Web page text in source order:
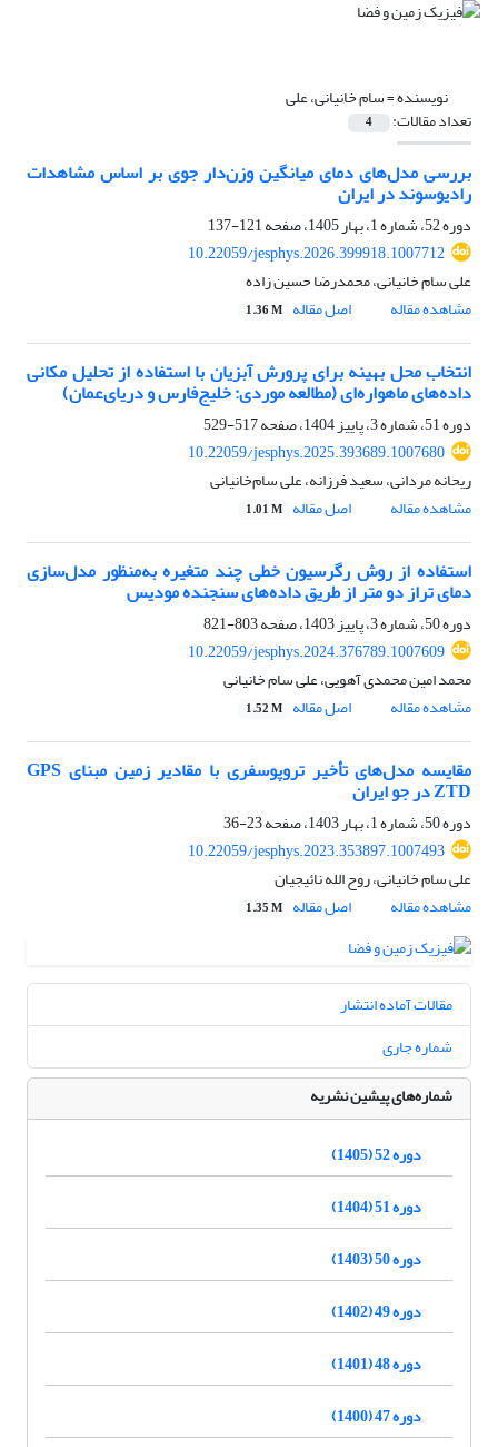
نویسنده =سام خانیانی، علی
تعداد مقالات: 4
بررسی مدل‌های دمای میانگین وزن‌دار جوی بر اساس مشاهدات
رادیوسوند در ایران
دوره 52، شماره 1، بهار 1405، صفحه
121-137
10.22059/jesphys.2026.399918.1007712
علی سام خانیانی، محمدرضا حسین زاده
مشاهده مقاله
اصل مقاله 1.36 M
انتخاب محل بهینه برای پرورش آبزیان با استفاده از تحلیل مکانی
داده‌های ماهواره‌ای (مطالعه موردی: خلیج‌فارس و دریای‌عمان)
دوره 51، شماره 3، پاییز 1404، صفحه
517-529
10.22059/jesphys.2025.393689.1007680
ریحانه مردانی، سعید فرزانه، علی سام‌خانیانی
مشاهده مقاله
اصل مقاله 1.01 M
استفاده از روش رگرسیون خطی چند متغیره به‌منظور مدل‌سازی
دمای تراز دو متر از طریق داده‌های سنجنده مودیس
دوره 50، شماره 3، پاییز 1403، صفحه
803-821
10.22059/jesphys.2024.376789.1007609
محمد امین محمدی آهویی، علی سام خانیانی
مشاهده مقاله
اصل مقاله 1.52 M
مقایسه مدل‌های تأخیر تروپوسفری با مقادیر زمین مبنای GPS
ZTD در جو ایران
دوره 50، شماره 1، بهار 1403، صفحه
23-36
10.22059/jesphys.2023.353897.1007493
علی سام خانیانی، روح الله نائیجیان
مشاهده مقاله
اصل مقاله 1.35 M
مقالات آماده انتشار
شماره جاری
شماره‌های پیشین نشریه
دوره 52 (1405)
دوره 51 (1404)
دوره 50 (1403)
دوره 49 (1402)
دوره 48 (1401)
دوره 47 (1400)